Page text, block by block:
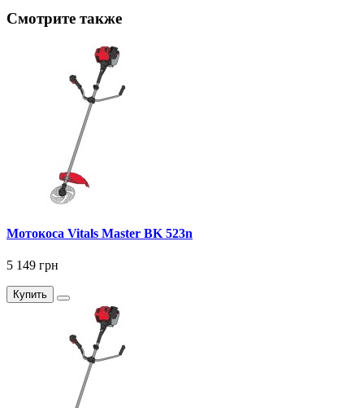
Смотрите также
Мотокоса Vitals Master BK 523n
5 149 грн
Купить